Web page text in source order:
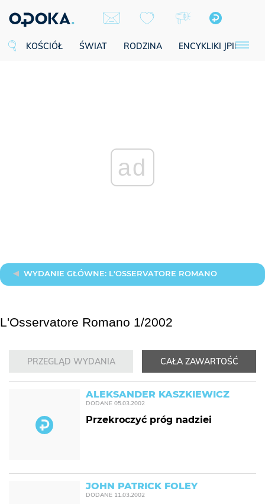
KOŚCIÓŁ ŚWIAT RODZINA ENCYKLIKI JPII
ad
WYDANIE GŁÓWNE: L'OSSERVATORE ROMANO
L'Osservatore Romano 1/2002
PRZEGLĄD WYDANIA CAŁA ZAWARTOŚĆ
ALEKSANDER KASZKIEWICZ
DODANE 05.03.2002
Przekroczyć próg nadziei
JOHN PATRICK FOLEY
DODANE 11.03.2002